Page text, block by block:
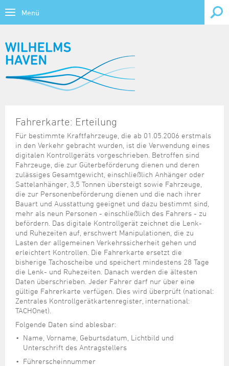
Menü
Themen
Übersicht
Kirche, Religion
Kriminalprävention
Notrufe/Notdienste
Senioren
Soziales
Steuer- und Abgabenangelegenheiten
Umwelt-, Natur- und Klimaschutz
Verkehr und Mobilität
Wohnen, Bauen
Wahlen
Lebenslagen
Ausweis und Pass
Bauen
Fahrzeug und Verkehr
Familie und Kinder
Geburt
Heirat und Partnerschaft
Schule
Sterbefall
Studium
Umzug und Neubürger
Wohnen und Verbrauchen
Übersicht
Ausschreibungen, Vergaben
Bundes-/Landesbehörden
Beflaggungskalender
Bauleitplanung
Dienstleistungen von A bis Z
Elektronisches Amtsblatt für die Stadt Wilhelmshaven
Formulare
Online-Terminvergabe
Politik & Verwaltung
Pressemitteilungen
Ratsinformationssystem
Städtische Dienststellen
Stadtrecht
Telefonverzeichnis
Wirtschaft, Forschung & Bildung
Wirtschaftsstandort
CTW - Container Terminal Wilhelmshaven
Gewerbeflächen
Gewerbeimmobilien
Hafenbereiche und Terminals
Infrastruktur
Regionalmanagement Strukturwandel Kohleausstieg
Wirtschaftsstruktur
Übersicht
Ansprechpartner
BIWAQ V
Finanzierungshilfen
Infomaterial und Links
KMU-Programm
Krisenhilfe
Regionale Kooperationen
Unternehmensnachfolge
Unterstützung für ExistenzgründerInnen
Zukunftsregion JadeBay
Forschung & Bildung
Übersicht
Forschung und Lehre
Jade Hochschule
Musikschule
Schulen
Schulkindergarten
Stadtarchiv
Stadtbibliothek
Volkshochschule
Weiterbildung
Daten und Fakten
Übersicht
Archiv
Datenkatalog
Jobs, Karriere
Übersicht
Stellenausschreibungen der Stadt
Ausbildung & Studium
Stadt Wilhelmshaven
Bundeswehr
Tourismus & Freizeit
Übersicht
Stadtporträt
Sehenswürdigkeiten
Prospektmaterial
Gezeitenkalender
Großveranstaltungen
Tourist-Card
Unterkünfte
Veranstaltungskalender
Übersicht
Heutige Veranstaltungen
Vorschau 7 Tage
Vorschau 1 Monat
Kultur und Freizeit
Übersicht
Freizeithinweise
Informationsparcours Revolution 18/19
Kulturzentrum Pumpwerk
Maritime Meile
Museen und Ausstellungen
Schiffe, Häfen und Meer erleben
Sportangebot
Stadtpark
Fahrerkarte: Erteilung
Für bestimmte Kraftfahrzeuge, die ab 01.05.2006 erstmals
in den Verkehr gebracht wurden, ist die Verwendung eines
digitalen Kontrollgeräts vorgeschrieben. Betroffen sind
Fahrzeuge, die zur Güterbeförderung dienen und deren
zulässiges Gesamtgewicht, einschließlich Anhänger oder
Sattelanhänger, 3,5 Tonnen übersteigt sowie Fahrzeuge,
die zur Personenbeförderung dienen und die nach ihrer
Bauart und Ausstattung geeignet und dazu bestimmt sind,
mehr als neun Personen - einschließlich des Fahrers - zu
befördern. Das digitale Kontrollgerät zeichnet die Lenk-
und Ruhezeiten auf, erschwert Manipulationen, die zu
Lasten der allgemeinen Verkehrssicherheit gehen und
erleichtert Kontrollen. Die Fahrerkarte ersetzt die
bisherige Tachoscheibe und speichert mindestens 28 Tage
die Lenk- und Ruhezeiten. Danach werden die ältesten
Daten überschrieben. Jeder Fahrer darf nur über eine
gültige Fahrerkarte verfügen. Dies wird überprüft (national:
Zentrales Kontrollgerätkartenregister, international:
TACHOnet).
Folgende Daten sind ablesbar:
Name, Vorname, Geburtsdatum, Lichtbild und
Unterschrift des Antragstellers
Führerscheinnummer